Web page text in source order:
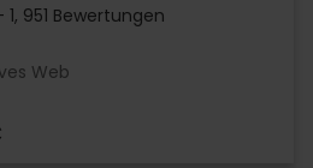
1, 951 Bewertungen
Web